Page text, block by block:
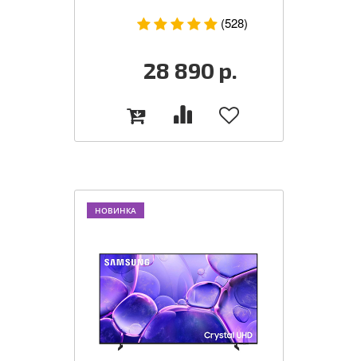
(528)
28 890 р.
НОВИНКА